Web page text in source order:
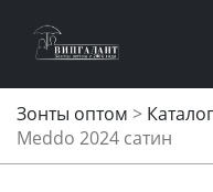
Зонты оптом > Каталог
Meddo 2024 сатин